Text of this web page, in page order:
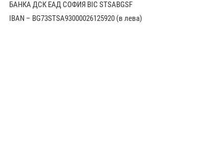
БАНКА ДСК EАД СОФИЯ BIC STSABGSF
IBAN – BG73STSA93000026125920 (в лева)